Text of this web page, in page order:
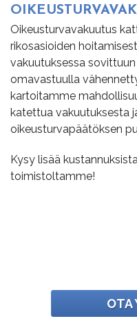
Oikeusturvavakuutus
rikosasioiden
vakuutuksessa
omavastuulla
kartoitamme
katettua vakuutuksesta
oikeusturvapäätöksen
Kysy lisää
toimistoltamme!
OTA